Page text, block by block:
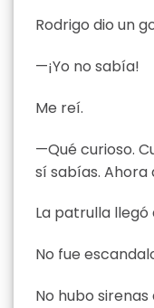
Rodrigo dio un
—¡Yo no sabía!
Me reí.
—Qué curioso.
sí sabías. Ahora
La patrulla llegó
No fue
No hubo